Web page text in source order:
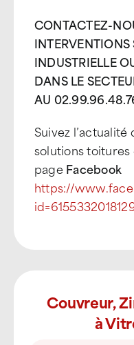
CONTACTEZ-
INTERVENTIONS
INDUSTRIELLE
DANS LE
AU
Suivez
solutions
page Facebook
https://
Couvreur,
à